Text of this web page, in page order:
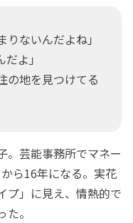
ないんだよね」
よ」
の地を見つけてる
。芸能事務所でマネー
ら16年になる。実花
プ」に見え、情熱的で
。